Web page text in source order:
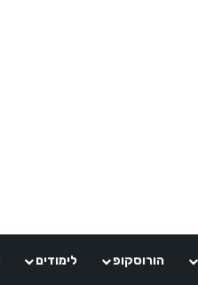
הורוסקופ לימודים